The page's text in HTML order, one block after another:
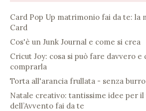
Card Pop Up matrimonio fai da te: la
Card
Cos'è un Junk Journal e come si crea
Cricut Joy: cosa si può fare davvero e
comprarla
Torta all'arancia frullata - senza burro
Natale creativo: tantissime idee per
dell’Avvento fai da te